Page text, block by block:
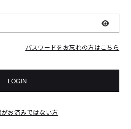
表示
パスワードをお忘れの方はこちら
LOGIN
お済みではない方